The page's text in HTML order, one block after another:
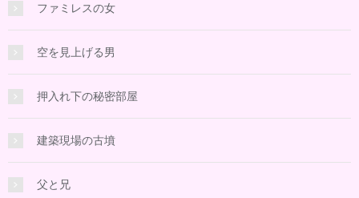
ファミレスの女
空を見上げる男
押入れ下の秘密部屋
建築現場の古墳
父と兄